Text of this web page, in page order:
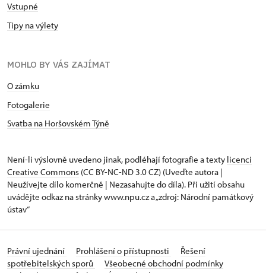
Vstupné
Tipy na výlety
MOHLO BY VÁS ZAJÍMAT
O zámku
Fotogalerie
Svatba na Horšovském Týně
Není-li výslovně uvedeno jinak, podléhají fotografie a texty licenci
Creative Commons (CC BY-NC-ND 3.0 CZ) (Uveďte autora |
Neužívejte dílo komerčně | Nezasahujte do díla). Při užití obsahu
uvádějte odkaz na stránky www.npu.cz a „zdroj: Národní památkový
ústav“
Právní ujednání Prohlášení o přístupnosti
Řešení
spotřebitelských sporů
Všeobecné obchodní podmínky